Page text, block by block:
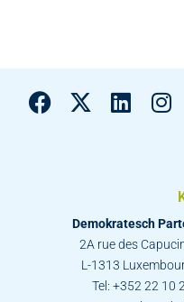
Demokratesch
2A rue des
L-1313
Tel: +352 22 10